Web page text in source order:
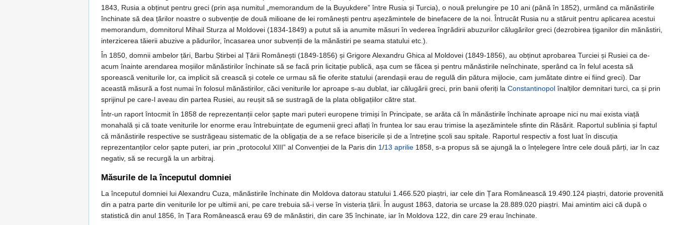
1843, Rusia a obținut pentru greci (prin așa numitul „memorandum de la Buyukdere” între Rusia și Turcia), o nouă prelungire pe 10 ani (până în 1852), urmând ca mănăstirile
închinate să dea țărilor noastre o subvenție de două milioane de lei românești pentru așezămintele de binefacere de la noi. Întrucât Rusia nu a stăruit pentru aplicarea acestui
memorandum, domnitorul Mihail Sturza al Moldovei (1834-1849) a putut să ia anumite măsuri în vederea îngrădirii abuzurilor călugărilor greci (dezrobirea țiganilor din mănăstiri,
interzicerea tăierii abuzive a pădurilor, încasarea unor subvenții de la mănăstiri pe seama statului etc.).
În 1850, domnii ambelor țări, Barbu Știrbei al Țării Românești (1849-1856) și Grigore Alexandru Ghica al Moldovei (1849-1856), au obținut aprobarea Turciei și Rusiei ca de-
acum înainte arendarea moșiilor mănăstirilor închinate să se facă prin licitație publică, așa cum se făcea și pentru mănăstirile neînchinate, sperând ca în felul acesta să
sporească veniturile lor, ca implicit să crească și cotele ce urmau să fie oferite statului (arendașii erau de regulă din pătura mijlocie, cam jumătate dintre ei fiind greci). Dar
această măsură a fost numai în folosul mănăstirilor, căci veniturile lor aproape s-au dublat, iar călugării greci, prin banii oferiți la Constantinopol înalților demnitari turci, ca și prin
sprijinul pe care-l aveau din partea Rusiei, au reușit să se sustragă de la plata obligațiilor către stat.
Într-un raport întocmit în 1858 de reprezentanții celor șapte mari puteri europene trimiși în Principate, se arăta că în mănăstirile închinate aproape nici nu mai exista viață
monahală și că toate veniturile lor enorme erau întrebuințate de egumenii greci aflați în fruntea lor sau erau trimise la așezămintele sfinte din Răsărit. Raportul sublinia și faptul
că mănăstirile respective se sustrăgeau sistematic de la obligația de a se reface bisericile și de a întreține școli sau spitale. Raportul respectiv a fost luat în discuția
reprezentanților celor șapte puteri, iar prin „protocolul XIII” al Convenției de la Paris din 1/13 aprilie 1858, s-a propus să se ajungă la o înțelegere între cele două părți, iar în caz
negativ, să se recurgă la un arbitraj.
Măsurile de la începutul domniei
La începutul domniei lui Alexandru Cuza, mănăstirile închinate din Moldova datorau statului 1.466.520 piaștri, iar cele din Țara Românească 19.490.124 piaștri, datorie provenită
din a patra parte din veniturile lor pe ultimii ani, pe care trebuia să-i verse în visteria țării. În august 1863, datoria se urcase la 28.889.020 piaștri. Mai amintim aici că după o
statistică din anul 1856, în Țara Românească erau 69 de mănăstiri, din care 35 închinate, iar în Moldova 122, din care 29 erau închinate.